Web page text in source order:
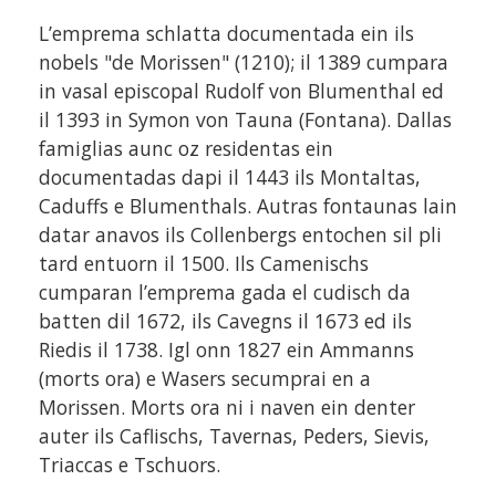
L’emprema schlatta documentada ein ils
nobels "de Morissen" (1210); il 1389 cumpara
in vasal episcopal Rudolf von Blumenthal ed
il 1393 in Symon von Tauna (Fontana). Dallas
famiglias aunc oz residentas ein
documentadas dapi il 1443 ils Montaltas,
Caduffs e Blumenthals. Autras fontaunas lain
datar anavos ils Collenbergs entochen sil pli
tard entuorn il 1500. Ils Camenischs
cumparan l’emprema gada el cudisch da
batten dil 1672, ils Cavegns il 1673 ed ils
Riedis il 1738. Igl onn 1827 ein Ammanns
(morts ora) e Wasers secumprai en a
Morissen. Morts ora ni i naven ein denter
auter ils Caflischs, Tavernas, Peders, Sievis,
Triaccas e Tschuors.